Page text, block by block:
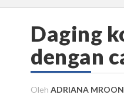
Daging
dengan
Oleh ADRIANA